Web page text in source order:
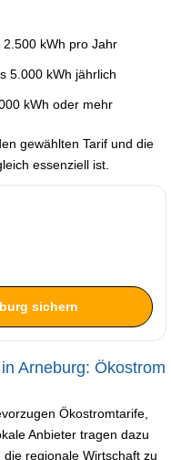
kWh pro Jahr
5.000 kWh jährlich
kWh oder mehr
gewählten Tarif und die
essenziell ist.
sichern
Arneburg: Ökostrom
Ökostromtarife,
Anbieter tragen dazu
regionale Wirtschaft zu